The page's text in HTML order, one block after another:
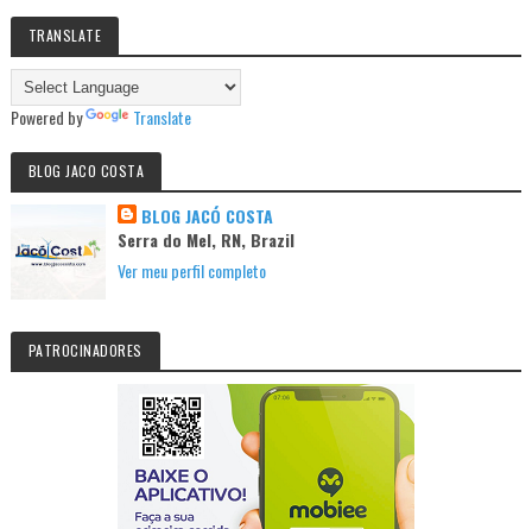
TRANSLATE
Powered by Translate
BLOG JACO COSTA
BLOG JACÓ COSTA
Serra do Mel, RN, Brazil
Ver meu perfil completo
PATROCINADORES